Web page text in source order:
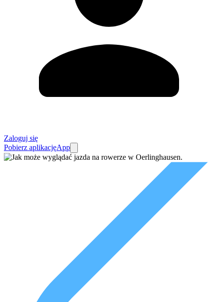
Zaloguj się
Pobierz aplikacjęApp